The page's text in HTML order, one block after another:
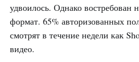
удвоилось. Однако востребован
формат. 65% авторизованных
смотрят в течение недели как
видео.